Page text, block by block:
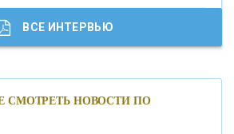
КРЕДИТНЫЙ БАНК»
ВСЕ ИНТЕРВЬЮ
СМОТРЕТЬ НОВОСТИ ПО